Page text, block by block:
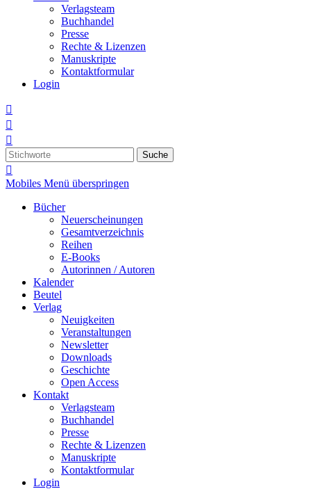
Verlagsteam
Buchhandel
Presse
Rechte & Lizenzen
Manuskripte
Kontaktformular
Login



Suche

Mobiles Menü überspringen
Bücher
Neuerscheinungen
Gesamtverzeichnis
Reihen
E-Books
Autorinnen / Autoren
Kalender
Beutel
Verlag
Neuigkeiten
Veranstaltungen
Newsletter
Downloads
Geschichte
Open Access
Kontakt
Verlagsteam
Buchhandel
Presse
Rechte & Lizenzen
Manuskripte
Kontaktformular
Login